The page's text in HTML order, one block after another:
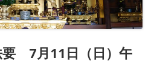
要 7月11日（日）午